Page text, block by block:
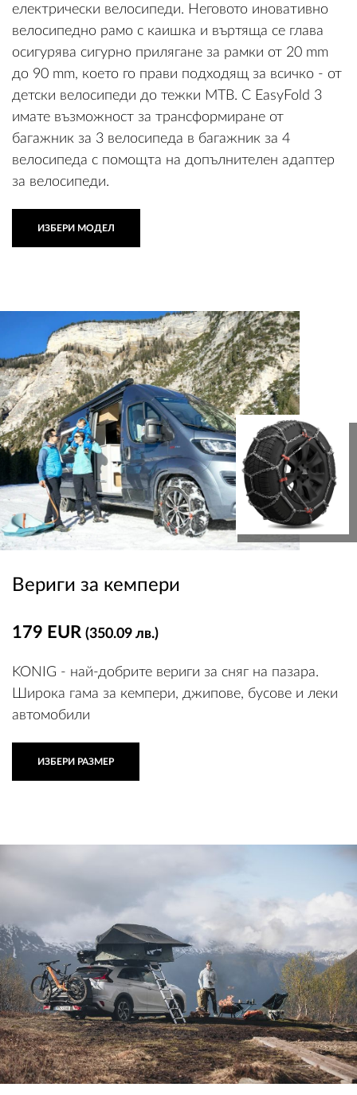
електрически велосипеди. Неговото иновативно
велосипедно рамо с каишка и въртяща се глава
осигурява сигурно прилягане за рамки от 20 mm
до 90 mm, което го прави подходящ за всичко - от
детски велосипеди до тежки MTB. С EasyFold 3
имате възможност за трансформиране от
багажник за 3 велосипеда в багажник за 4
велосипеда с помощта на допълнителен адаптер
за велосипеди.
ИЗБЕРИ МОДЕЛ
Вериги за кемпери
179 EUR (350.09 лв.)
KONIG - най-добрите вериги за сняг на пазара.
Широка гама за кемпери, джипове, бусове и леки
автомобили
ИЗБЕРИ РАЗМЕР